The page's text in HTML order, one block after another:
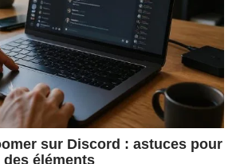
sur Discord : astuces pour
éléments